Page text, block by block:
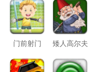
门前射门 矮人高尔夫